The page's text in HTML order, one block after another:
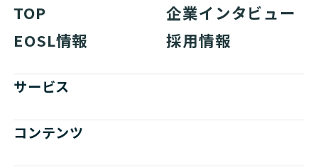
TOP
企業インタビュー
EOSL情報
採用情報
サービス
コンテンツ